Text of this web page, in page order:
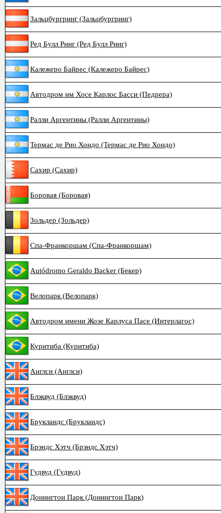
Зальцбургринг (Зальцбургринг)
Ред Булл Ринг (Ред Булл Ринг)
Калежеро Байрес (Калежеро Байрес)
Автодром им Хосе Карлос Басси (Педрера)
Ралли Аргентины (Ралли Аргентины)
Термас де Рио Хондо (Термас де Рио Хондо)
Сахир (Сахир)
Боровая (Боровая)
Зольдер (Зольдер)
Спа-Франкоршам (Спа-Франкоршам)
Autódromo Geraldo Backer (Бекер)
Велопарк (Велопарк)
Автодром имени Жозе Карлуса Пасе (Интерлагос)
Куритиба (Куритиба)
Англси (Англси)
Блэквуд (Блэквуд)
Брукландс (Брукландс)
Брэндс Хэтч (Брэндс Хэтч)
Гудвуд (Гудвуд)
Донингтон Парк (Донингтон Парк)